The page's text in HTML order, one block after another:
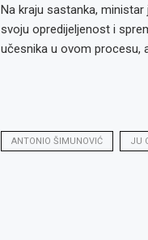
Na kraju sastanka,
svoju opredijeljenost i
učesnika u ovom procesu,
ANTONIO ŠIMUNOVIĆ JU